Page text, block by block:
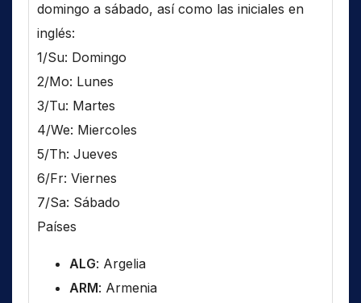
domingo a sábado, así como las iniciales en
inglés:
1/Su: Domingo
2/Mo: Lunes
3/Tu: Martes
4/We: Miercoles
5/Th: Jueves
6/Fr: Viernes
7/Sa: Sábado
Países
ALG: Argelia
ARM: Armenia